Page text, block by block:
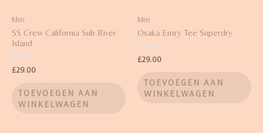
Men
SS Crew California Sub River
Island
Waardering
3.67
£29.00
TOEVOEGEN AAN
WINKELWAGEN
Men
Osaka Entry Tee Superdry
Waardering
4.00
£29.00
TOEVOEGEN AAN
WINKELWAGEN